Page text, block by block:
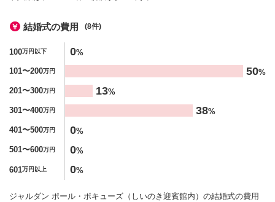
結婚式の費用 (8件)
金額
100万円以下 0%
101〜200万円 50%
201〜300万円 13%
301〜400万円 38%
401〜500万円 0%
501〜600万円 0%
601万円以上 0%
ジャルダン ポール・ボキューズ（しいのき迎賓館内）の結婚式の費用